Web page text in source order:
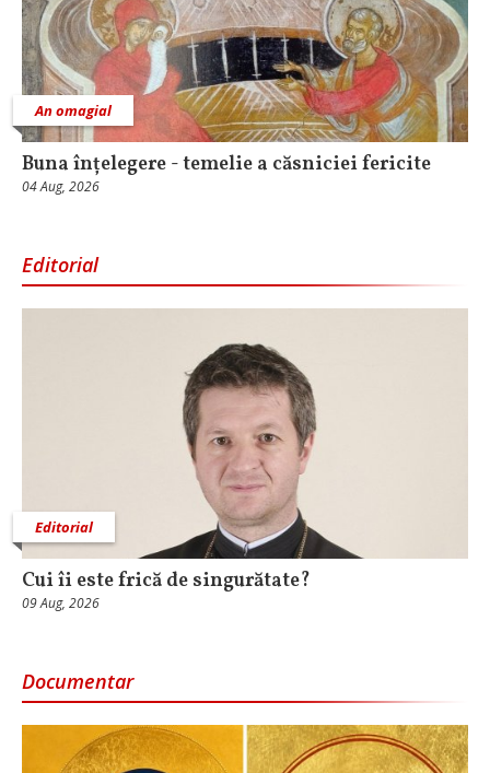
An omagial
Buna înțelegere - temelie a căsniciei fericite
04 Aug, 2026
Editorial
Editorial
Cui îi este frică de singurătate?
09 Aug, 2026
Documentar